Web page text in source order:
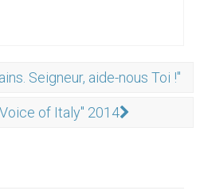
Seigneur, aide-nous Toi !"
of Italy" 2014